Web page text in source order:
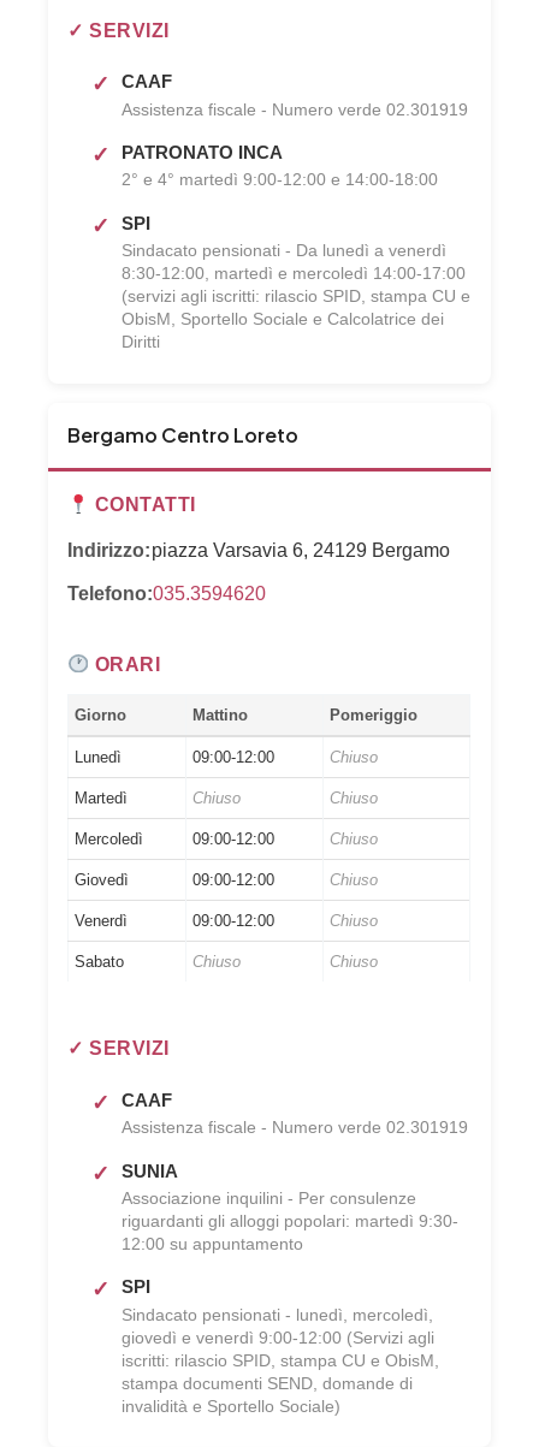
✓ SERVIZI
CAAF
Assistenza fiscale - Numero verde 02.301919
PATRONATO INCA
2° e 4° martedì 9:00-12:00 e 14:00-18:00
SPI
Sindacato pensionati - Da lunedì a venerdì
8:30-12:00, martedì e mercoledì 14:00-17:00
(servizi agli iscritti: rilascio SPID, stampa CU e
ObisM, Sportello Sociale e Calcolatrice dei
Diritti
Bergamo Centro Loreto
CONTATTI
Indirizzo:piazza Varsavia 6, 24129 Bergamo
Telefono:035.3594620
ORARI
Giorno Mattino Pomeriggio
Lunedì 09:00-12:00 Chiuso
Martedì Chiuso Chiuso
Mercoledì 09:00-12:00 Chiuso
Giovedì 09:00-12:00 Chiuso
Venerdì 09:00-12:00 Chiuso
Sabato Chiuso Chiuso
✓ SERVIZI
CAAF
Assistenza fiscale - Numero verde 02.301919
SUNIA
Associazione inquilini - Per consulenze
riguardanti gli alloggi popolari: martedì 9:30-
12:00 su appuntamento
SPI
Sindacato pensionati - lunedì, mercoledì,
giovedì e venerdì 9:00-12:00 (Servizi agli
iscritti: rilascio SPID, stampa CU e ObisM,
stampa documenti SEND, domande di
invalidità e Sportello Sociale)